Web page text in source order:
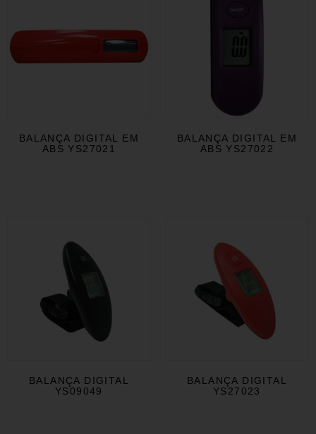
BALANÇA DIGITAL EM
ABS YS27021
BALANÇA DIGITAL EM
ABS YS27022
BALANÇA DIGITAL
YS09049
BALANÇA DIGITAL
YS27023